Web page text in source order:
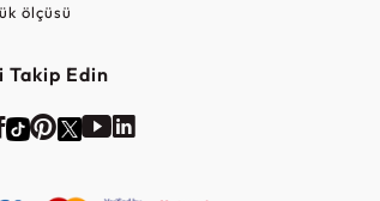
ölçüsü
Takip Edin